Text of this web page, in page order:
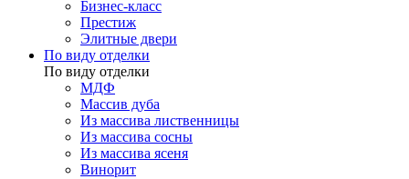
Бизнес-класс
Престиж
Элитные двери
По виду отделки
По виду отделки
МДФ
Массив дуба
Из массива лиственницы
Из массива сосны
Из массива ясеня
Винорит